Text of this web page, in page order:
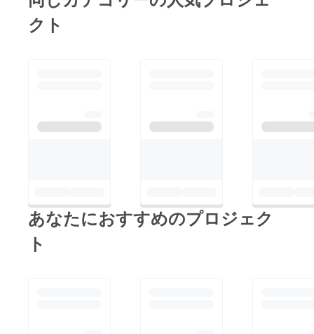
クト
あなたにおすすめのプロジェク
ト